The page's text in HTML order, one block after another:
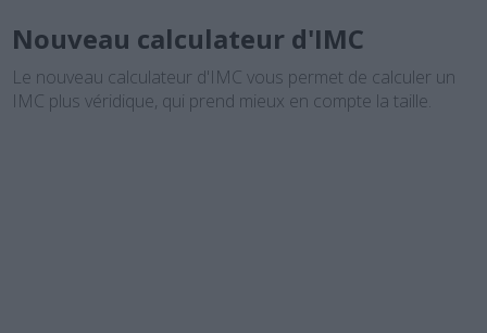
Nouveau calculateur d'IMC
Le nouveau calculateur d'IMC vous permet de calculer un
IMC plus véridique, qui prend mieux en compte la taille.